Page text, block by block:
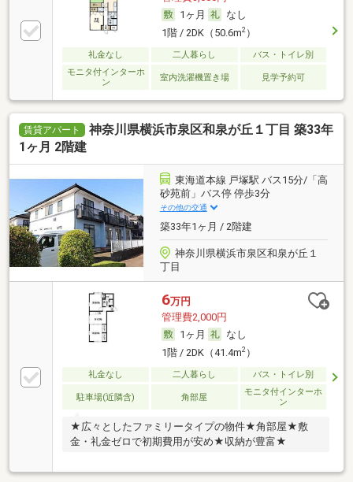
1ヶ月
なし
1階 / 2DK（50.6m2）
礼金なし 二人暮らし
バス・トイレ別
モニタ付インターホ
ン
室内洗濯機置き場 見学予約可
賃貸アパート
神奈川県横浜市泉区和泉が丘１丁目 築33年
1ヶ月 2階建
東海道本線 戸塚駅 バス15分/「高
砂苑前」バス停 停歩3分
その他の交通
築33年1ヶ月 / 2階建
神奈川県横浜市泉区和泉が丘１
丁目
6万円
管理費2,000円
1ヶ月
なし
1階 / 2DK（41.4m2）
礼金なし 二人暮らし バス・トイレ別
駐車場(近隣含) 角部屋
モニタ付インターホ
ン
★広々としたファミリータイプの物件★角部屋★敷
金・礼金ゼロで初期費用が安め★収納が豊富★